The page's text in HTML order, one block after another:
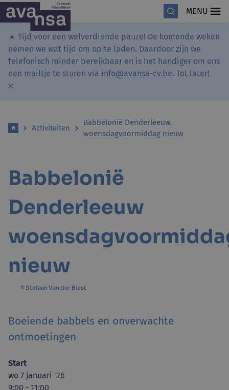
MENU
☀️ Tijd voor een welverdiende pauze! De komende weken
nemen we wat tijd om op te laden. Daardoor zijn we
telefonisch minder bereikbaar en is het handiger om ons
een mailtje te sturen via info@avansa-cv.be. Tot later!
Activiteiten
Babbelonië Denderleeuw
woensdagvoormiddag nieuw
Babbelonië
Denderleeuw
nieuw
© Stefaan Van der Biest
Boeiende babbels en onverwachte
ontmoetingen
Start
wo 7 januari '26
9:00 - 11:00